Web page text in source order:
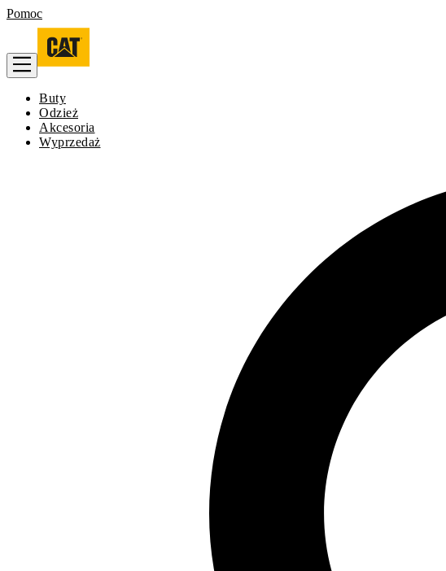
Pomoc
Buty
Odzież
Akcesoria
Wyprzedaż